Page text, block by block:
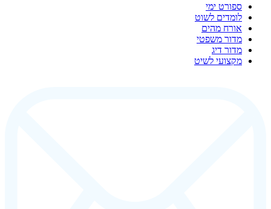
ספורט ימי
לומדים לשוט
אורח מהים
מדור משפטי
מדור דיג
מקצועי לשיט